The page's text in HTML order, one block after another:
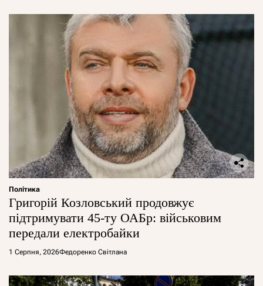
Політика
Григорій Козловський продовжує
підтримувати 45-ту ОАБр: військовим
передали електробайки
1 Серпня, 2026Федоренко Світлана